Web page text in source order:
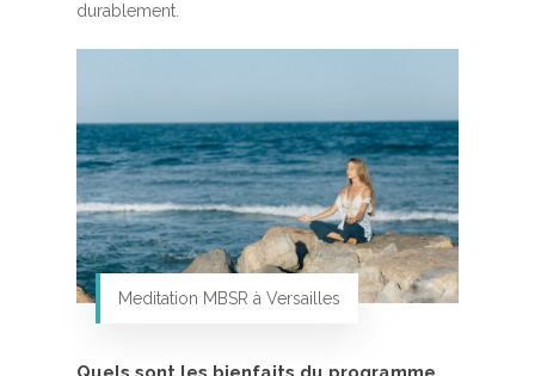
durablement.
Meditation MBSR à Versailles